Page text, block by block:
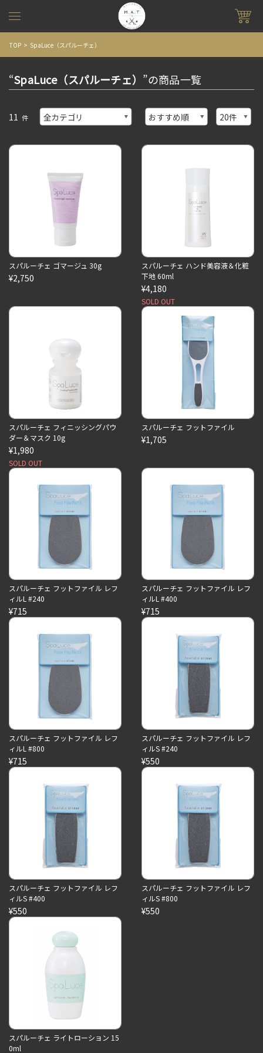
TOP SpaLuce（スパルーチェ）
“SpaLuce（スパルーチェ） ”の商品一覧
11 件
スパルーチェ ゴマージュ 30g
¥2,750
スパルーチェ ハンド美容液＆化粧
下地 60ml
¥4,180
SOLD OUT
スパルーチェ フィニッシングパウ
ダー＆マスク 10g
¥1,980
SOLD OUT
スパルーチェ フットファイル
¥1,705
スパルーチェ フットファイル レフ
ィルL #240
¥715
スパルーチェ フットファイル レフ
ィルL #400
¥715
スパルーチェ フットファイル レフ
ィルL #800
¥715
スパルーチェ フットファイル レフ
ィルS #240
¥550
スパルーチェ フットファイル レフ
ィルS #400
¥550
スパルーチェ フットファイル レフ
ィルS #800
¥550
スパルーチェ ライトローション 15
0ml